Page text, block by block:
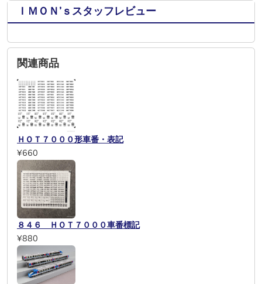
ＩＭＯＮ’ｓスタッフレビュー
関連商品
ＨＯＴ７０００形車番・表記
¥660
８４６ ＨＯＴ７０００車番標記
¥880